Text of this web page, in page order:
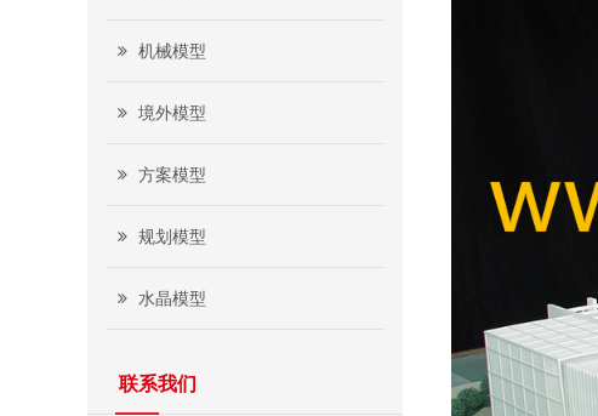
机械模型
境外模型
方案模型
规划模型
水晶模型
联系我们